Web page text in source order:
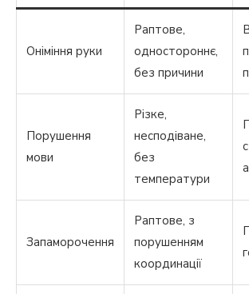
Оніміння руки
Раптове,
одностороннє,
без причини
Порушення
мови
Різке,
несподіване,
без
температури
Запаморочення
Раптове, з
порушенням
координації